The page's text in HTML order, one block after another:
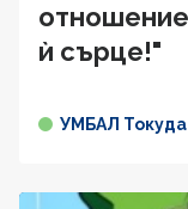
ѝ сърце!"
УМБАЛ Токуда